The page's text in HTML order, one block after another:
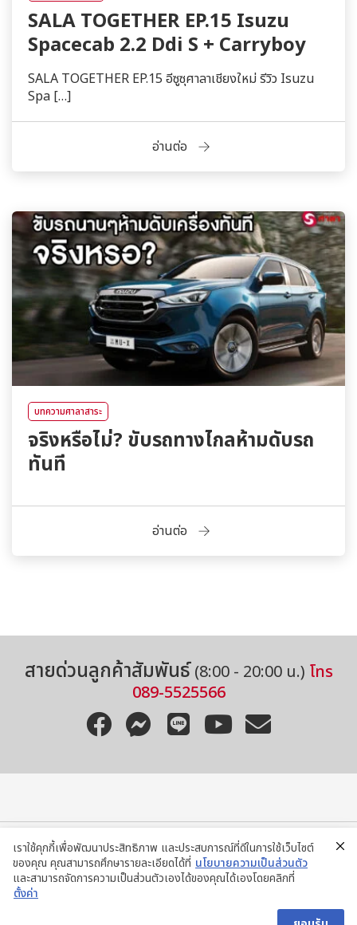
SALA TOGETHER EP.15 Isuzu
Spacecab 2.2 Ddi S + Carryboy
SALA TOGETHER EP.15 อีซูซุศาลาเชียงใหม่ รีวิว Isuzu
Spa […]
อ่านต่อ
บทความศาลาสาระ
จริงหรือไม่? ขับรถทางไกลห้ามดับรถ
ทันที
อ่านต่อ
สายด่วนลูกค้าสัมพันธ์ (8:00 - 20:00 น.) โทร
089-5525566
ติดต่อสอบถามผ่าน LINE
เราใช้คุกกี้เพื่อพัฒนาประสิทธิภาพ และประสบการณ์ที่ดีในการใช้เว็บไซต์
ของคุณ คุณสามารถศึกษารายละเอียดได้ที่ นโยบายความเป็นส่วนตัว
และสามารถจัดการความเป็นส่วนตัวเองได้ของคุณได้เองโดยคลิกที่
ตั้งค่า